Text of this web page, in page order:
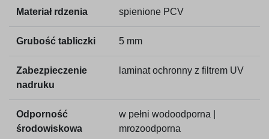
Materiał rdzenia spienione PCV
Grubość tabliczki 5 mm
Zabezpieczenie
nadruku
laminat ochronny z filtrem UV
Odporność
środowiskowa
w pełni wodoodporna |
mrozoodporna